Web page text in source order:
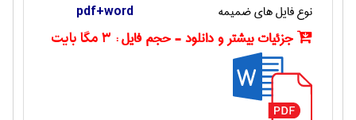
نوع فایل های ضمیمه pdf+word
جزئیات بیشتر و دانلود - حجم فایل : 3 مگا بایت